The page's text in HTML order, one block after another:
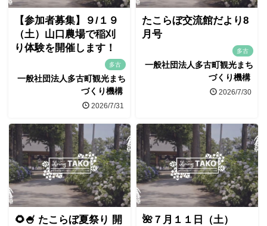
【参加者募集】９/１９
（土）山口農場で稲刈
り体験を開催します！
多古
一般社団法人多古町観光まち
づくり機構
2026/7/31
たこらぼ交流館だより8
月号
多古
一般社団法人多古町観光まち
づくり機構
2026/7/30
🌻🍧 たこらぼ夏祭り 開
🌺７月１１日（土）